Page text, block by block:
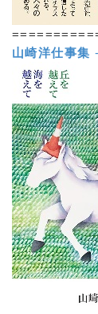
山崎洋仕事集 -